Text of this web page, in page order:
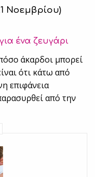
Νοεμβρίου)
ένα ζευγάρι
άκαρδοι μπορεί
ότι κάτω από
επιφάνεια
από την